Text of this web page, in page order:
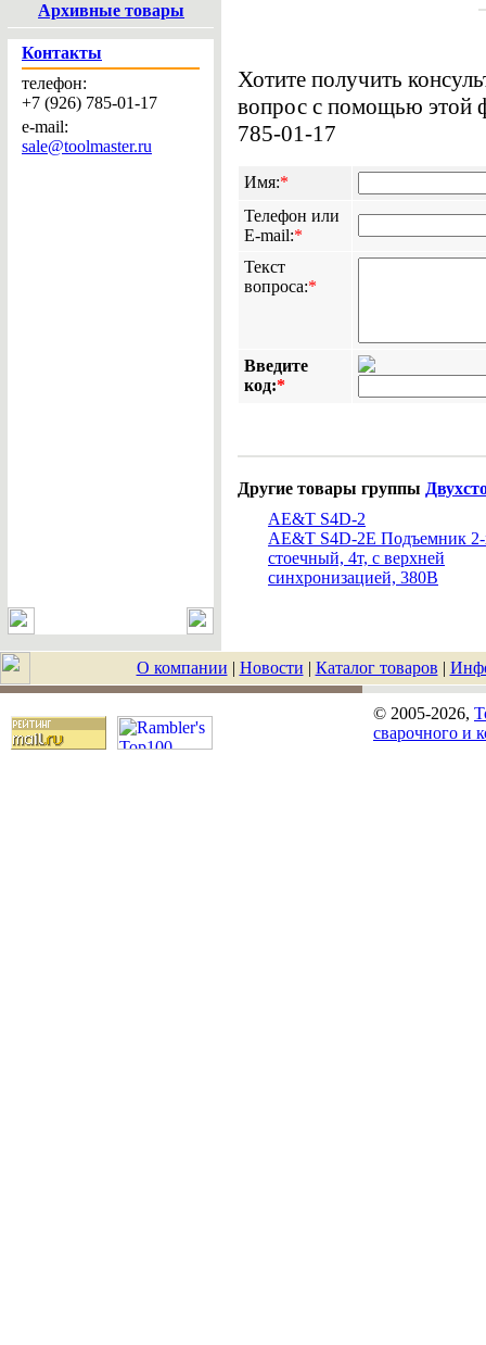
Архивные товары
Контакты
телефон:
+7 (926) 785-01-17
e-mail:
sale@toolmaster.ru
Хотите получить
вопрос с помощью этой
785-01-17
Имя:*
Телефон или
E-mail:*
Текст
вопроса:*
Введите
код:*
Другие товары группы
AE&T S4D-2
AE&T S4D-2E Подъемник
стоечный, 4т, с верхней
синхронизацией, 380В
О компании | Новости | Каталог товаров |
© 2005-2026,
сварочного и